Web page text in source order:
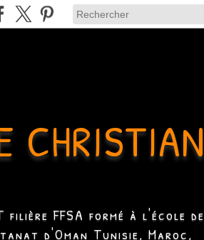
CHRISTIAN
filière FFSA formé à l'école de
d'Oman Tunisie, Maroc,